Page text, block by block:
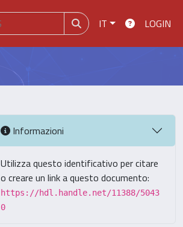
IT LOGIN
Informazioni
Utilizza questo identificativo per citare
o creare un link a questo documento:
https://hdl.handle.net/11388/5043
0